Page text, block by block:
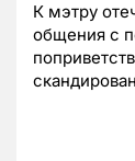
К мэтру
общения с